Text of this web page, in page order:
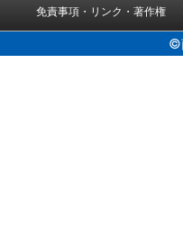
免責事項・リンク・著作権
©